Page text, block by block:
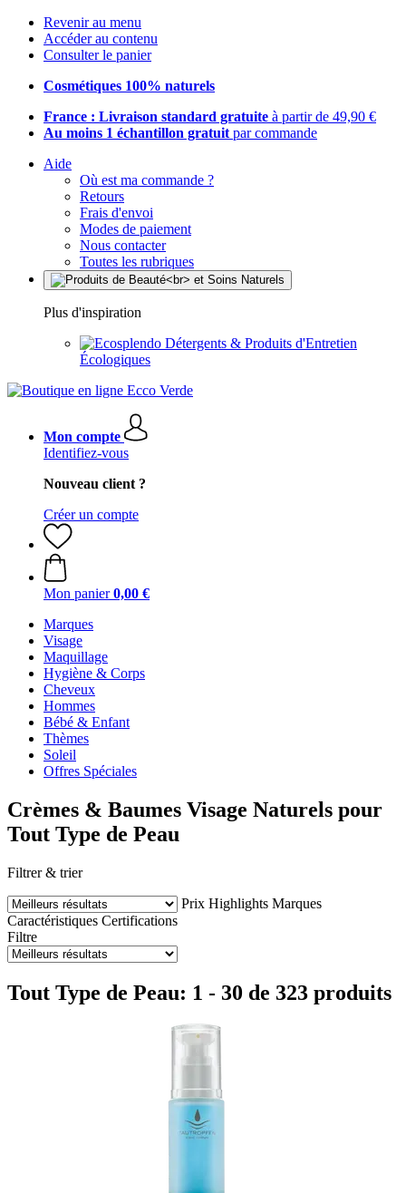
Revenir au menu
Accéder au contenu
Consulter le panier
Cosmétiques 100% naturels
France : Livraison standard gratuite à partir de 49,90 €
Au moins 1 échantillon gratuit par commande
Aide
Où est ma commande ?
Retours
Frais d'envoi
Modes de paiement
Nous contacter
Toutes les rubriques
Plus d'inspiration
Détergents & Produits d'Entretien
Écologiques
Mon compte
Identifiez-vous
Nouveau client ?
Créer un compte
Mon panier 0,00 €
Marques
Visage
Maquillage
Hygiène & Corps
Cheveux
Hommes
Bébé & Enfant
Thèmes
Soleil
Offres Spéciales
Crèmes & Baumes Visage Naturels pour
Tout Type de Peau
Filtrer & trier
Prix Highlights Marques
Caractéristiques Certifications
Filtre
Tout Type de Peau: 1 - 30 de 323 produits